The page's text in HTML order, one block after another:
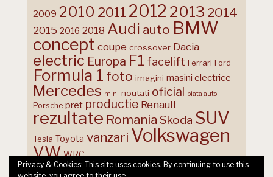
2009 2010 2011 2012 2013 2014
2015 2016 2018 Audi auto BMW
concept coupe crossover Dacia
electric Europa F1 facelift Ferrari Ford
Formula 1 foto imagini masini electrice
Mercedes mini noutati oficial piata auto
Porsche pret productie Renault
rezultate Romania Skoda SUV
Tesla Toyota vanzari Volkswagen
VW WRC
Privacy & Cookies: This site uses cookies. By continuing to use this